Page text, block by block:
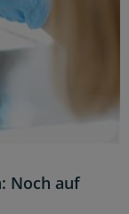
Noch auf